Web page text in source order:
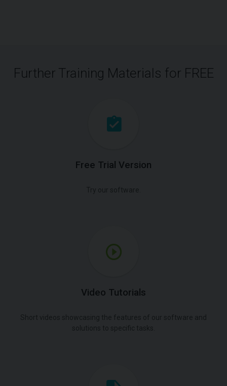
Further Training Materials for FREE
Free Trial Version
Video Tutorials